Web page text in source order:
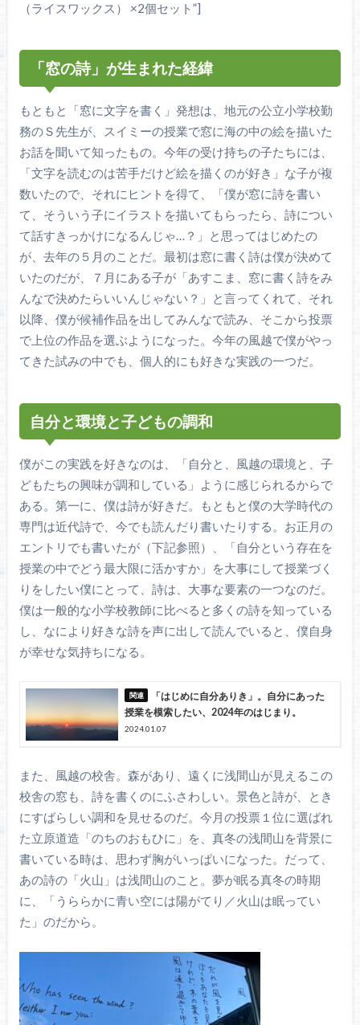
（ライスワックス） ×2個セット”]
「窓の詩」が生まれた経緯
もともと「窓に文字を書く」発想は、地元の公立小学校勤
務のＳ先生が、スイミーの授業で窓に海の中の絵を描いた
お話を聞いて知ったもの。今年の受け持ちの子たちには、
「文字を読むのは苦手だけど絵を描くのが好き」な子が複
数いたので、それにヒントを得て、「僕が窓に詩を書い
て、そういう子にイラストを描いてもらったら、詩につい
て話すきっかけになるんじゃ…？」と思ってはじめたの
が、去年の５月のことだ。最初は窓に書く詩は僕が決めて
いたのだが、７月にある子が「あすこま、窓に書く詩をみ
んなで決めたらいいんじゃない？」と言ってくれて、それ
以降、僕が候補作品を出してみんなで読み、そこから投票
で上位の作品を選ぶようになった。今年の風越で僕がやっ
てきた試みの中でも、個人的にも好きな実践の一つだ。
自分と環境と子どもの調和
僕がこの実践を好きなのは、「自分と、風越の環境と、子
どもたちの興味が調和している」ように感じられるからで
ある。第一に、僕は詩が好きだ。もともと僕の大学時代の
専門は近代詩で、今でも読んだり書いたりする。お正月の
エントリでも書いたが（下記参照）、「自分という存在を
授業の中でどう最大限に活かすか」を大事にして授業づく
りをしたい僕にとって、詩は、大事な要素の一つなのだ。
僕は一般的な小学校教師に比べると多くの詩を知っている
し、なにより好きな詩を声に出して読んでいると、僕自身
が幸せな気持ちになる。
「はじめに自分ありき」。自分にあった
授業を模索したい、2024年のはじまり。
2024.01.07
また、風越の校舎。森があり、遠くに浅間山が見えるこの
校舎の窓も、詩を書くのにふさわしい。景色と詩が、とき
にすばらしい調和を見せるのだ。今月の投票１位に選ばれ
た立原道造「のちのおもひに」を、真冬の浅間山を背景に
書いている時は、思わず胸がいっぱいになった。だって、
あの詩の「火山」は浅間山のこと。夢が眠る真冬の時期
に、「うららかに青い空には陽がてり／火山は眠ってい
た」のだから。